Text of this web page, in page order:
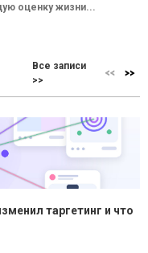
оценку жизни...
Все записи
>>
таргетинг и что